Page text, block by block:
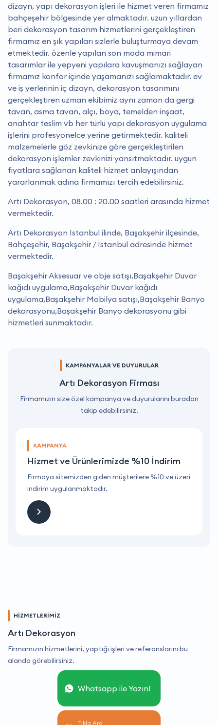
dizayn, yapı dekorasyon işleri ile hizmet veren firmamız
bahçeşehir bölgesinde yer almaktadır. uzun yıllardan
beri dekorasyon tasarım hizmetlerini gerçekleştiren
firmamız en şık yapıları sizlerle buluşturmaya devam
etmektedir. özenle yapılan son moda mimari
tasarımlar ile yepyeni yapılara kavuşmanızı sağlayan
firmamız konfor içinde yaşamanızı sağlamaktadır. ev
ve iş yerlerinin iç dizayn, dekorasyon tasarımını
gerçekleştiren uzman ekibimiz aynı zaman da gergi
tavan, asma tavan, alçı, boya, temelden inşaat,
anahtar teslim vb her türlü yapı dekorasyon uygulama
işlerini profesyonelce yerine getirmektedir. kaliteli
malzemelerle göz zevkinize göre gerçekleştirilen
dekorasyon işlemler zevkinizi yansıtmaktadır. uygun
fiyatlara sağlanan kaliteli hizmet anlayışından
yararlanmak adına firmamızı tercih edebilirsiniz.
Artı Dekorasyon, 08.00 : 20.00 saatleri arasında hizmet
vermektedir.
Artı Dekorasyon İstanbul ilinde, Başakşehir ilçesinde,
Bahçeşehir, Başakşehir / İstanbul adresinde hizmet
vermektedir.
Başakşehir Aksesuar ve obje satışı,Başakşehir Duvar
kağıdı uygulama,Başakşehir Duvar kağıdı
uygulama,Başakşehir Mobilya satışı,Başakşehir Banyo
dekorasyonu,Başakşehir Banyo dekorasyonu gibi
hizmetleri sunmaktadır.
KAMPANYALAR VE DUYURULAR
Artı Dekorasyon Firması
Firmamızın size özel kampanya ve duyurularını buradan
takip edebilirsiniz.
KAMPANYA
Hizmet ve Ürünlerimizde %10 İndirim
Firmaya sitemizden giden müşterilere %10 ve üzeri
indirim uygulanmaktadır.
HİZMETLERİMİZ
Artı Dekorasyon
Firmamızın hizmetlerini, yaptığı işleri ve referanslarını bu
alanda görebilirsiniz.
Whatsapp ile Yazın!
Tıkla Ara